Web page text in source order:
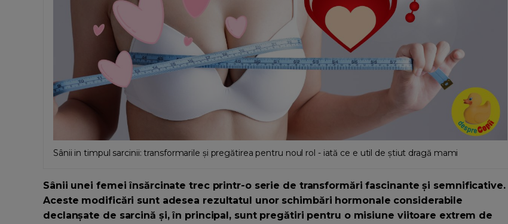
Sânii in timpul sarcinii: transformarile și pregătirea pentru noul rol - iată ce e util de știut dragă mami
Sânii unei femei însărcinate trec printr-o serie de transformări fascinante și semnificative.
Aceste modificări sunt adesea rezultatul unor schimbări hormonale considerabile
declanșate de sarcină și, în principal, sunt pregătiri pentru o misiune viitoare extrem de